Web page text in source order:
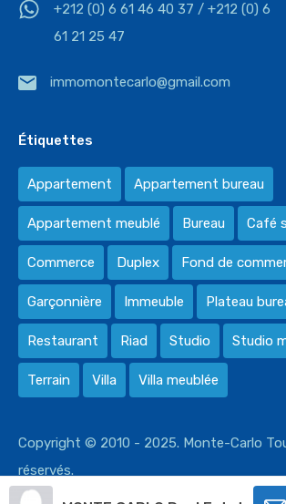
+212 (0) 6 61 46 40 37 / +212 (0) 6
61 21 25 47
immomontecarlo@gmail.com
Étiquettes
Appartement Appartement bureau
Appartement meublé Bureau Café
Commerce Duplex Fond de
Garçonnière Immeuble Plateau
Restaurant Riad Studio Studio
Terrain Villa Villa meublée
Copyright © 2010 - 2025. Monte-Carlo
réservés.